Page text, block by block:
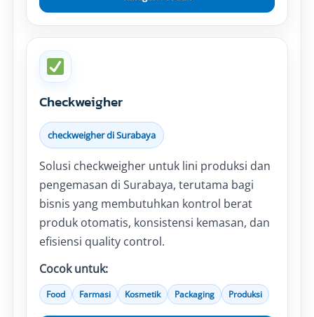
Checkweigher
checkweigher di Surabaya
Solusi checkweigher untuk lini produksi dan
pengemasan di Surabaya, terutama bagi
bisnis yang membutuhkan kontrol berat
produk otomatis, konsistensi kemasan, dan
efisiensi quality control.
Cocok untuk:
Food Farmasi Kosmetik Packaging Produksi